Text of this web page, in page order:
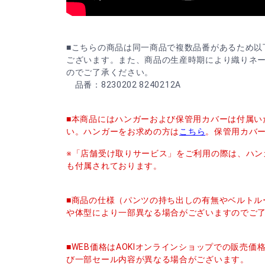
■こちらの商品は同一商品で複数品番があるため
ございます。また、商品の生産時期により織りネ
のでご了承ください。
品番：8230202 8240212A
■本商品にはハンガーおよび保管用カバーは付属
い。ハンガーをお求めの方はこちら。保管用カバ
※「店舗受け取りサービス」をご利用の際は、ハ
も付属されております。
■商品の仕様（パンツの持ち出しの有無やベルト
や体型により一部異なる場合がございますのでご
■WEB価格はAOKIオンラインショップでの販売価
び一部セール内容が異なる場合がございます。